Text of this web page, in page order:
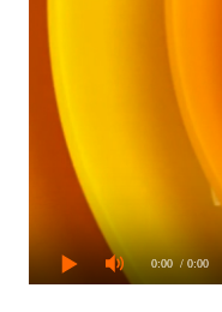
0:00 / 0:00